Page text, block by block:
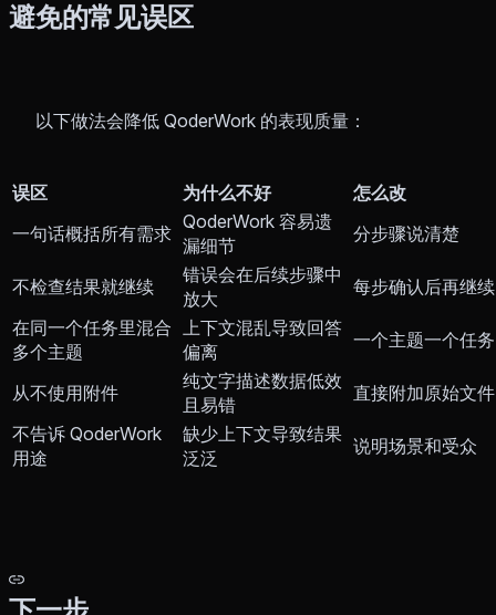
避免的常见误区
以下做法会降低 QoderWork 的表现质量：
误区 为什么不好
怎么改
一句话概括所有需求
QoderWork 容易遗
漏细节
分步骤说清楚
不检查结果就继续
错误会在后续步骤中
放大
每步确认后再继续
在同一个任务里混合
多个主题
上下文混乱导致回答
偏离
一个主题一个任务
从不使用附件
纯文字描述数据低效
且易错
直接附加原始文件
不告诉 QoderWork
用途
缺少上下文导致结果
泛泛
说明场景和受众